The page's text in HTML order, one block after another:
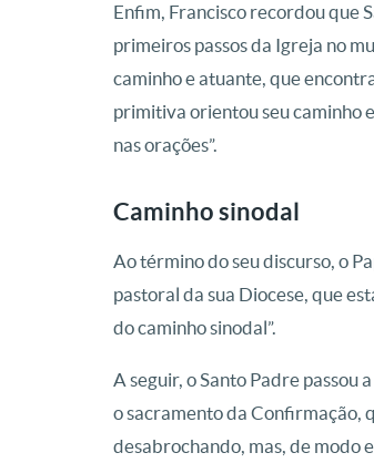
Enfim, Francisco recordou que
primeiros passos da Igreja no
caminho e atuante, que
primitiva orientou seu caminho
nas orações”.
Caminho sinodal
Ao término do seu discurso, o
pastoral da sua Diocese, que
do caminho sinodal”.
A seguir, o Santo Padre passou
o sacramento da Confirmação,
desabrochando, mas, de modo